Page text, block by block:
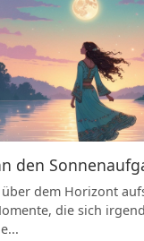
den
dem Horizont
die sich